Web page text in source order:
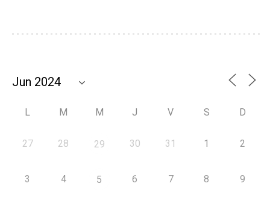
L M M J V S D
27 28 29 30 31 1 2
3 4 5 6 7 8 9